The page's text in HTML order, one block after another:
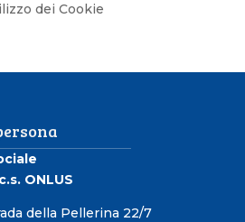
dei Cookie
ONLUS
della Pellerina 22/7